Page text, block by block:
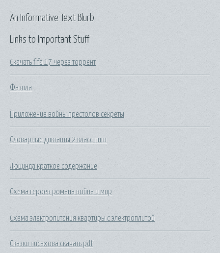
Links to Important Stuff
Скачать fifa 17 через торрент
Фазила
Приложение войны престолов секреты
Словарные диктанты 2 класс пнш
Люцинда краткое содержание
Схема героев романа война и мир
Схема электропитания квартиры с электроплитой
Сказки писахова скачать pdf
An Informative Text Blurb